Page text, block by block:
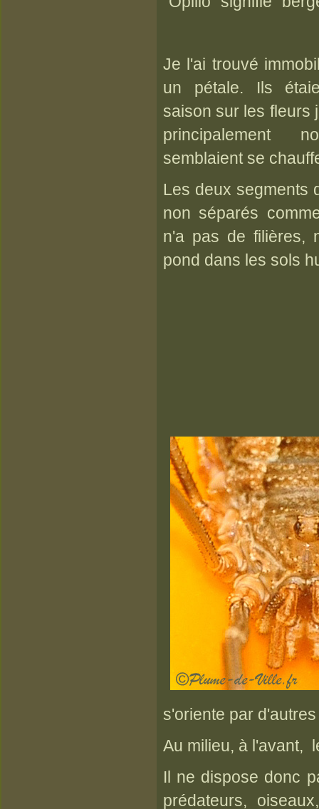
Je l'ai trouvé
un pétale. Ils
saison sur les fleurs
principalement
semblaient se
Les deux segments
non séparés
n'a pas de filières,
pond dans les sols
s'oriente par
Au milieu, à l'avant,
Il ne dispose donc
prédateurs,